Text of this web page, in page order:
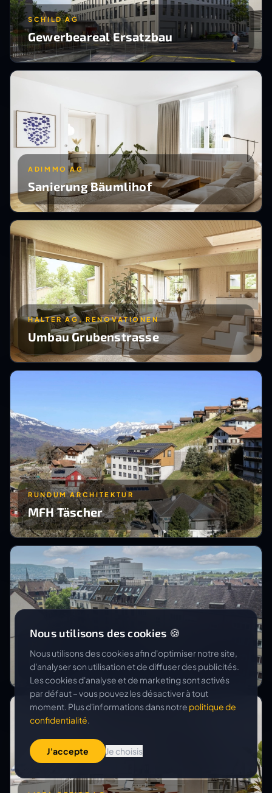
SCHILD AG
Gewerbeareal Ersatzbau
ADIMMO AG
Sanierung Bäumlihof
HALTER AG, RENOVATIONEN
Umbau Grubenstrasse
RUNDUM ARCHITEKTUR
MFH Täscher
Umbau Zweierstrasse Zürich
Nous utilisons des cookies 🍪
Nous utilisons des cookies afin d'optimiser notre site,
d'analyser son utilisation et de diffuser des publicités.
Les cookies d'analyse et de marketing sont activés
par défaut – vous pouvez les désactiver à tout
moment. Plus d'informations dans notre politique de
confidentialité.
J'accepte Je choisis